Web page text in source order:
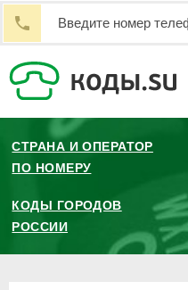
СТРАНА И ОПЕРАТОР
ПО НОМЕРУ
КОДЫ ГОРОДОВ
РОССИИ